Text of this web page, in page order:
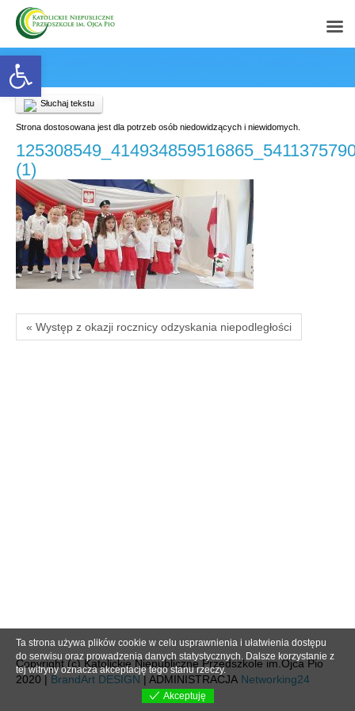
Open toolbar
Słuchaj tekstu
Strona dostosowana jest dla potrzeb osób niedowidzących i niewidomych.
(1)
« Występ z okazji rocznicy odzyskania niepodległości
Copyright (c) Katolickie Niepubliczne Przedszkole im.Ojca Pio
2020 | BrandArt DESIGN | ADMINISTRACJA Networking24
Ta strona używa plików cookie w celu usprawnienia i ułatwienia dostępu
do serwisu oraz prowadzenia danych statystycznych. Dalsze korzystanie z
tej witryny oznacza akceptację tego stanu rzeczy.
Akceptuję